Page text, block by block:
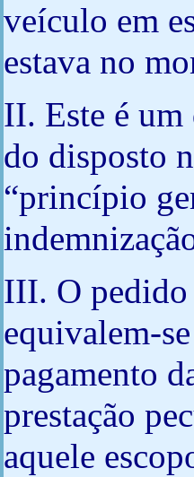
veículo em
estava no
II. Este é um
do disposto
“princípio
III. O pedido
equivalem-
pagamento
prestação
aquele